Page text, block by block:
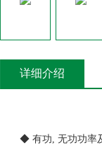
详细介绍
◆ 有功, 无功功率及